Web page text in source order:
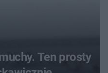
Ten prosty